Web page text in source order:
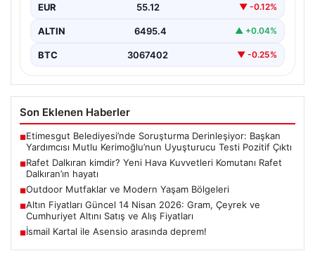
EUR 55.12 ▼ -0.12%
ALTIN 6495.4 ▲ +0.04%
BTC 3067402 ▼ -0.25%
Son Eklenen Haberler
■Etimesgut Belediyesi’nde Soruşturma Derinleşiyor: Başkan
Yardımcısı Mutlu Kerimoğlu’nun Uyuşturucu Testi Pozitif Çıktı
■Rafet Dalkıran kimdir? Yeni Hava Kuvvetleri Komutanı Rafet
Dalkıran’ın hayatı
■Outdoor Mutfaklar ve Modern Yaşam Bölgeleri
■Altın Fiyatları Güncel 14 Nisan 2026: Gram, Çeyrek ve
Cumhuriyet Altını Satış ve Alış Fiyatları
■İsmail Kartal ile Asensio arasında deprem!